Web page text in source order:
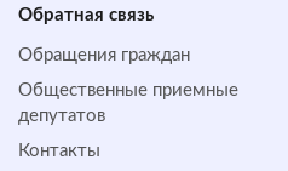
Обратная cвязь
Обращения граждан
Общественные приемные
депутатов
Контакты